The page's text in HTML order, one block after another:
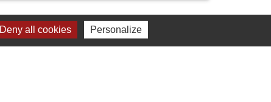
Deny all cookies Personalize